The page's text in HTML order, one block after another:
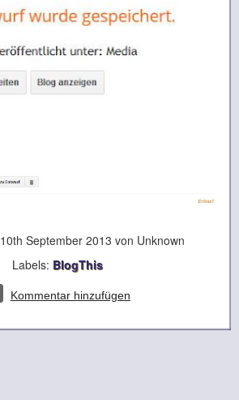
10th September 2013 von Unknown
Labels: BlogThis
Kommentar hinzufügen